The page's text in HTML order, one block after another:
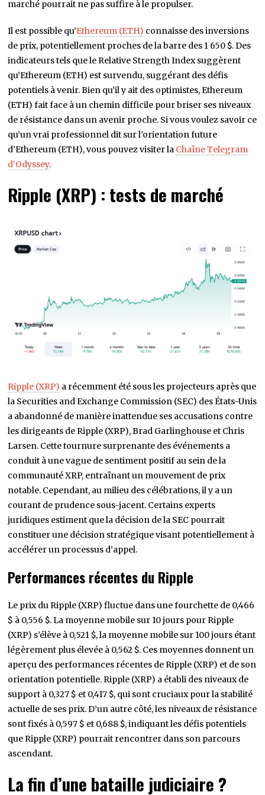
croissance récente, elle n’a pas égalé les performances des
autres principales crypto-monnaies. Sa lutte pour franchir
la barre des 1 700 $ est évidente, et le sentiment haussier du
marché pourrait ne pas suffire à le propulser.
Il est possible qu’ Ethereum (ETH)connaisse des inversions
de prix, potentiellement proches de la barre des 1 650 $. Des
indicateurs tels que le Relative Strength Index suggèrent
qu’Ethereum (ETH) est survendu, suggérant des défis
potentiels à venir. Bien qu’il y ait des optimistes, Ethereum
(ETH) fait face à un chemin difficile pour briser ses niveaux
de résistance dans un avenir proche. Si vous voulez savoir ce
qu’un vrai professionnel dit sur l’orientation future
d’Ethereum (ETH), vous pouvez visiter laChaîne Telegram
Ripple (XRP) : tests de marché
Ripple (XRP)
a récemment été sous les projecteurs après que
la Securities and Exchange Commission (SEC) des États-Unis
a abandonné de manière inattendue ses accusations contre
les dirigeants de Ripple (XRP), Brad Garlinghouse et Chris
Larsen. Cette tournure surprenante des événements a
conduit à une vague de sentiment positif au sein de la
communauté XRP, entraînant un mouvement de prix
notable. Cependant, au milieu des célébrations, il y a un
courant de prudence sous-jacent. Certains experts
juridiques estiment que la décision de la SEC pourrait
constituer une décision stratégique visant potentiellement à
accélérer un processus d’appel.
Performances récentes du Ripple
Le prix du Ripple (XRP) fluctue dans une fourchette de 0,466
$ à 0,556 $. La moyenne mobile sur 10 jours pour Ripple
(XRP) s’élève à 0,521 $, la moyenne mobile sur 100 jours étant
légèrement plus élevée à 0,562 $. Ces moyennes donnent un
aperçu des performances récentes de Ripple (XRP) et de son
orientation potentielle. Ripple (XRP) a établi des niveaux de
support à 0,327 $ et 0,417 $, qui sont cruciaux pour la stabilité
sont fixés à 0,597 $ et 0,688 $, indiquant les défis potentiels
que Ripple (XRP) pourrait rencontrer dans son parcours